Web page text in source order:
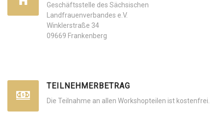
Geschäftsstelle des Sächsischen
Landfrauenverbandes e.V.
Winklerstraße 34
09669 Frankenberg
TEILNEHMERBETRAG
Die Teilnahme an allen Workshopteilen ist kostenfrei.